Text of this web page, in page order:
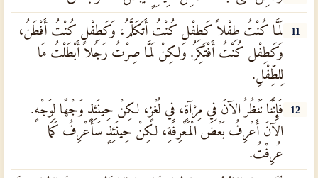
11
لَمَّا كُنْتُ طِفْلاً كَطِفْل كُنْتُ أَتَكَلَّمُ، وَكَطِفْل كُنْتُ أَفْطَنُ،
وَكَطِفْل كُنْتُ أَفْتَكِرُ. وَلكِنْ لَمَّا صِرْتُ رَجُلاً أَبْطَلْتُ مَا
لِلطِّفْلِ.
12
فَإِنَّنَا نَنْظُرُ الآنَ فِي مِرْآةٍ، فِي لُغْزٍ، لكِنْ حِينَئِذٍ وَجْهًا لِوَجْهٍ.
الآنَ أَعْرِفُ بَعْضَ الْمَعْرِفَةِ، لكِنْ حِينَئِذٍ سَأَعْرِفُ كَمَا
عُرِفْتُ.